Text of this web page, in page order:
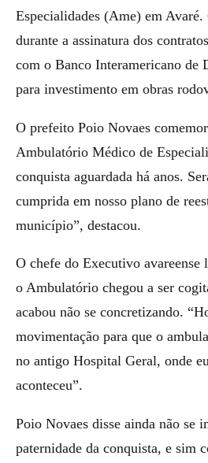
Especialidades (Ame) em
durante a assinatura dos
com o Banco Interamericano de
para investimento em obras
O prefeito Poio Novaes
Ambulatório Médico de
conquista aguardada há anos.
cumprida em nosso plano de
município”, destacou.
O chefe do Executivo avareense
o Ambulatório chegou a ser
acabou não se concretizando.
movimentação para que o
no antigo Hospital Geral, onde
aconteceu”.
Poio Novaes disse ainda não se
paternidade da conquista, e sim